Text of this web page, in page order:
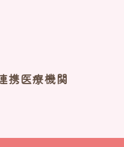
携医療機関